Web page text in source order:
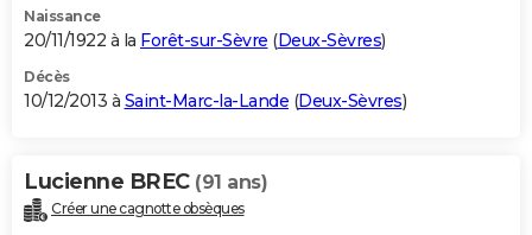
Naissance
20/11/1922 à la Forêt-sur-Sèvre (Deux-Sèvres)
Décès
10/12/2013 à Saint-Marc-la-Lande (Deux-Sèvres)
Lucienne BREC (91 ans)
Créer une cagnotte obsèques